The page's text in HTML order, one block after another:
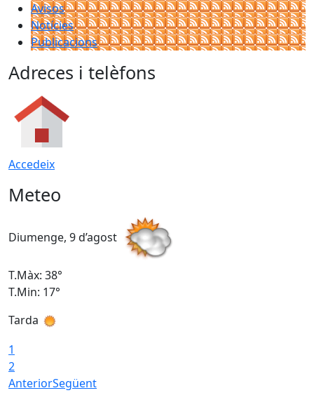
Avisos
Notícies
Publicacions
Adreces i telèfons
Accedeix
Meteo
Diumenge, 9 d’agost
T.Màx: 38°
T.Min: 17°
Tarda
1
2
AnteriorSegüent